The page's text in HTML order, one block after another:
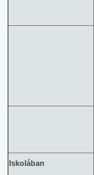
Iskolában